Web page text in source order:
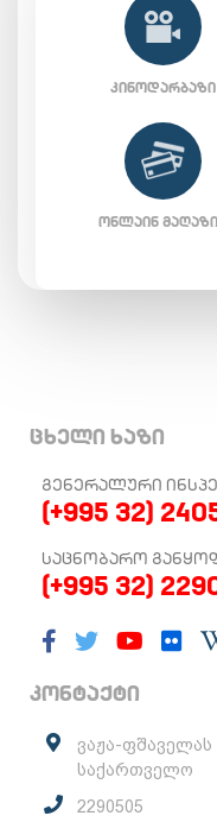
ᲙᲘᲜᲝᲓᲐᲠᲑᲐᲖᲘ
ᲝᲜᲚᲐᲘᲜ
ცხელი ხაზი
ᲒᲔᲜᲔᲠᲐᲚᲣᲠᲘ
(+995 32)
ᲡᲐᲪᲜᲝᲑᲐᲠᲝ
(+995 32)
კონტაქტი
ვაჟა-ფშაველას
საქართველო
2290505